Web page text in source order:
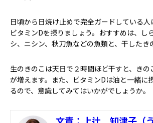
日頃から日焼け止めで完全ガードしている人
ビタミンDを摂りましょう。おすすめは、し
シ、ニシン、秋刀魚などの魚類と、干したき
生のきのこは天日で２時間ほど干すと、きの
が増えます。また、ビタミンDは油と一緒に
るので、意識してみてはいかがでしょうか。
文責：上辻 知津子（